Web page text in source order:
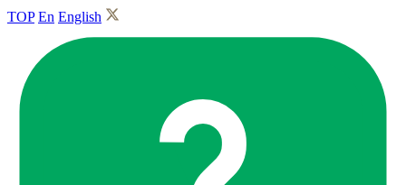
TOP En English